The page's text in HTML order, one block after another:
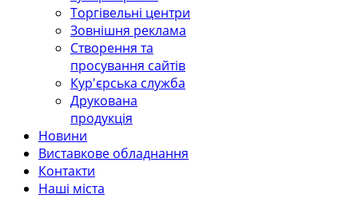
Торгівельні центри
Зовнішня реклама
Створення та
просування сайтів
Кур'єрська служба
Друкована
продукція
Новини
Виставкове обладнання
Контакти
Наші міста